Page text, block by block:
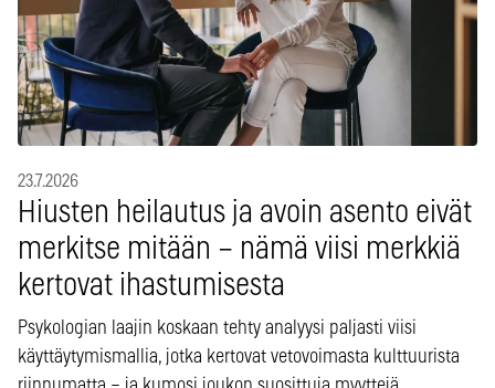
23.7.2026
Hiusten heilautus ja avoin asento eivät
merkitse mitään – nämä viisi merkkiä
kertovat ihastumisesta
Psykologian laajin koskaan tehty analyysi paljasti viisi
käyttäytymismallia, jotka kertovat vetovoimasta kulttuurista